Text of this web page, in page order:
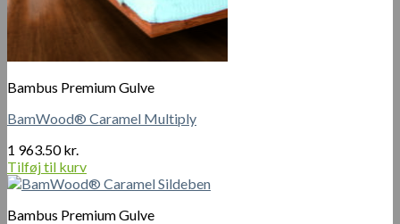
Bambus Premium Gulve
BamWood® Caramel Multiply
1 963.50kr.
Tilføj til kurv
Bambus Premium Gulve